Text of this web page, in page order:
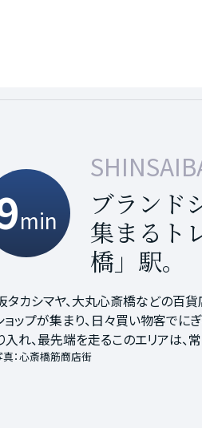
min
OSAKA
多くの人
る大都市
阪」駅。
ンフロント大阪をはじめ、阪急う
さまざまな商業施設が集まる「キタ
ミナルで、大阪の玄関口として日々
：ヨドバシカメラマルチメディア梅田
min
TENNOJI
再開発を
増した大
駅。
百貨店やレストラン、ホテルから
ｍの高さを誇る超高層ビルあべの
グセンターあべのキューズモール。
エリアです。
min
ブランド
集まるト
橋」駅。
タカシマヤ、大丸心斎橋などの百
ョップが集まり、日々買い物客でにぎ
入れ、最先端を走るこのエリアは、
：心斎橋筋商店街
min
都心のオ
あり、さ
る「森ノ
統一の拠点として太閤豊臣秀吉が
城を有する、広さ約105.4haの敷
き誇り、近年ではカフェやレストラ
トとなっています。